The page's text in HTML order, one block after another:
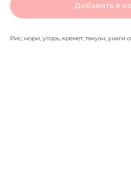
Добавить в
Рис, нори, угорь, кремет, такуан, унаги